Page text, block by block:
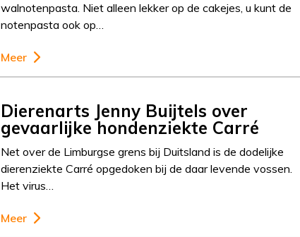
walnotenpasta. Niet alleen lekker op de cakejes, u kunt de
notenpasta ook op…
Meer
Dierenarts Jenny Buijtels over
gevaarlijke hondenziekte Carré
Net over de Limburgse grens bij Duitsland is de dodelijke
dierenziekte Carré opgedoken bij de daar levende vossen.
Het virus…
Meer